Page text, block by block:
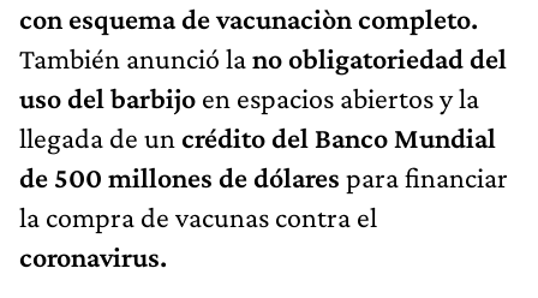
con esquema de vacunaciòn completo.
También anunció lano obligatoriedad del
uso del barbijo en espacios abiertos y la
llegada de un crédito del Banco Mundial
de 500 millones de dólares para financiar
la compra de vacunas contra el
coronavirus.